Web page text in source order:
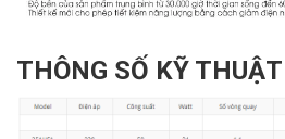
THÔNG SỐ KỸ THUẬT